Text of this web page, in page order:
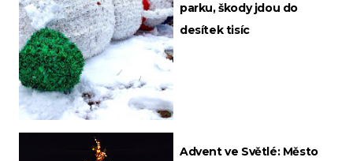
parku, škody jdou do
desítek tisíc
Advent ve Světlé: Město